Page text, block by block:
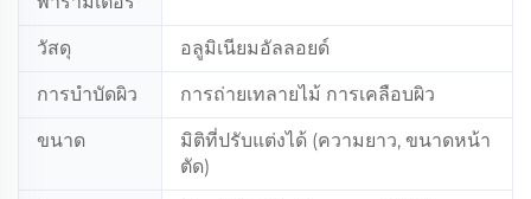
วัสดุ อลูมิเนียมอัลลอยด์
การบำบัดผิว การถ่ายเทลายไม้ การเคลือบผิว
ขนาด
มิติที่ปรับแต่งได้ (ความยาว, ขนาดหน้า
ตัด)